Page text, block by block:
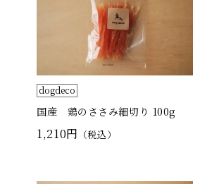
dogdeco
国産 鶏のささみ細切り 100g
1,210円 （税込）